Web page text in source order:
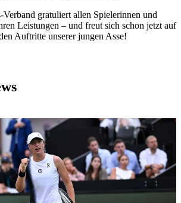
Verband gratuliert allen Spielerinnen und
Leistungen – und freut sich schon jetzt auf
Auftritte unserer jungen Asse!